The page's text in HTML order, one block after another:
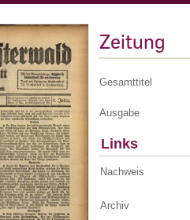
Zeitung
Gesamttitel
Ausgabe
Links
Nachweis
Archiv